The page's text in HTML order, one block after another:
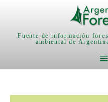
Fuente de información
ambiental de